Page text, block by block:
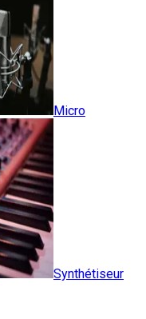
Micro
Synthétiseur